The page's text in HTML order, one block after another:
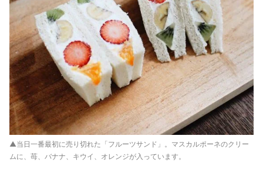
▲当日一番最初に売り切れた「フルーツサンド」。マスカルポーネのクリー
ムに、苺、バナナ、キウイ、オレンジが入っています。